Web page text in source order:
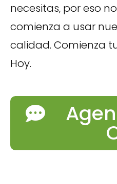
necesitas, por eso
comienza a usar
calidad. Comienza
Hoy.